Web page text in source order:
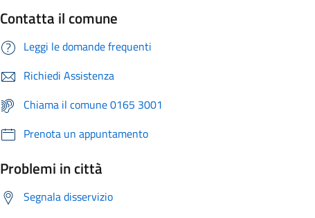
Contatta il comune
Leggi le domande frequenti
Richiedi Assistenza
Chiama il comune 0165 3001
Prenota un appuntamento
Problemi in città
Segnala disservizio